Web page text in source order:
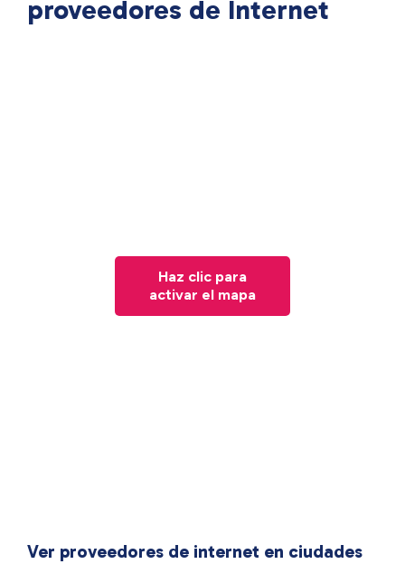
proveedores de Internet
Haz clic para
activar el mapa
Ver proveedores de internet en ciudades